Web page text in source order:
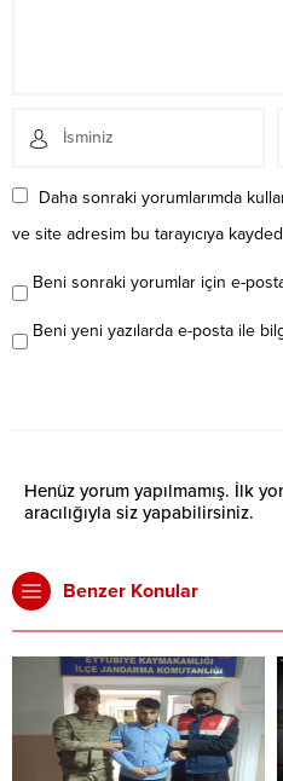
Daha sonraki yorumlarımda
ve site adresim bu tarayıcıya
Beni sonraki yorumlar için e-
Beni yeni yazılarda e-posta ile
Henüz yorum yapılmamış. İlk
aracılığıyla siz yapabilirsiniz.
Benzer Konular